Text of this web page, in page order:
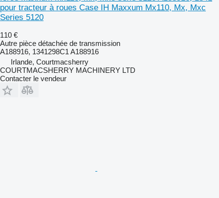
pour tracteur à roues Case IH Maxxum Mx110, Mx, Mxc
Series 5120
110 €
Autre pièce détachée de transmission
A188916, 1341298C1 A188916
Irlande, Courtmacsherry
COURTMACSHERRY MACHINERY LTD
Contacter le vendeur